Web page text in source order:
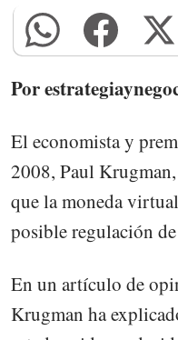
Por
El economista y
2008, Paul
que la moneda
posible regulación
En un artículo de
Krugman ha